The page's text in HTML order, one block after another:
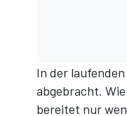
In der
abgebracht.
bereitet nur